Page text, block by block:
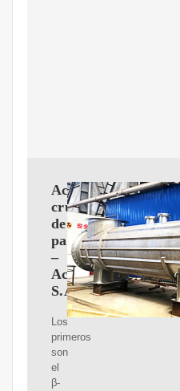
Aceite
crudo
de
palma
–
Aceites
S.A.
Los
primeros
son
el
β-